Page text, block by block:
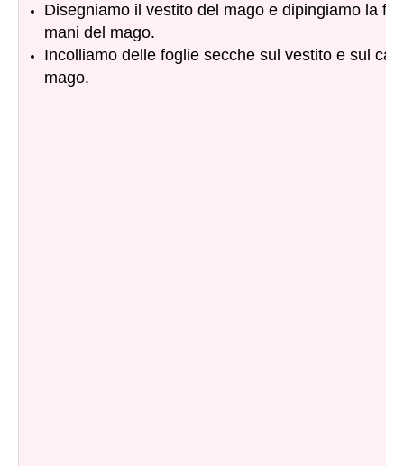
Disegniamo il vestito del mago e dipingiamo la
mani del mago.
Incolliamo delle foglie secche sul vestito e sul
mago.